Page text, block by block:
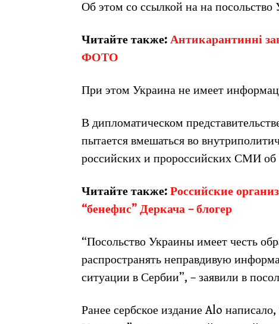
Об этом со ссылкой на на
Читайте также: Антикарантинні
ФОТО
При этом Украина не имеет
В дипломатическом
пытается вмешаться во
российских и пророссийских СМИ
Читайте также: Российские
“бенефис” Деркача – блогер
“Посольство Украины имеет честь
распространять неправдивую
ситуации в Сербии”, – заявили в
Ранее сербское издание Alo